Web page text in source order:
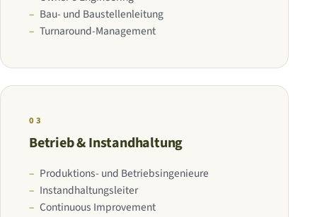
Bau- und Baustellenleitung
Turnaround-Management
03
Betrieb & Instandhaltung
Produktions- und Betriebsingenieure
Instandhaltungsleiter
Continuous Improvement